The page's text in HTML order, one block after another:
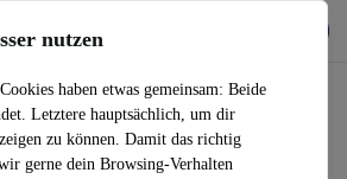
nutzen
haben etwas gemeinsam: Beide
Letztere hauptsächlich, um dir
zu können. Damit das richtig
gerne dein Browsing-Verhalten
nutzen